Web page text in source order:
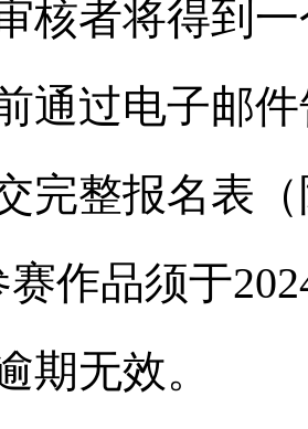
核者将得到
通过电子邮
完整报名表
品须于2024
期无效。